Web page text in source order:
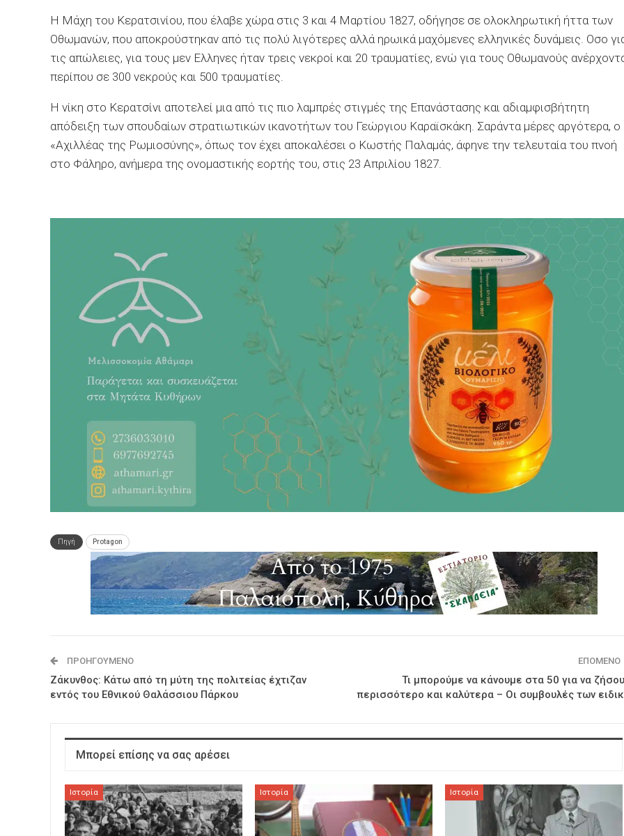
Η Μάχη του Κερατσινίου, που έλαβε χώρα στις 3 και 4 Μαρτίου 1827, οδήγησε σε ολοκληρωτική ήττα των
Οθωμανών, που αποκρούστηκαν από τις πολύ λιγότερες αλλά ηρωικά μαχόμενες ελληνικές δυνάμεις. Οσο
τις απώλειες, για τους μεν Ελληνες ήταν τρεις νεκροί και 20 τραυματίες, ενώ για τους Οθωμανούς
περίπου σε 300 νεκρούς και 500 τραυματίες.
Η νίκη στο Κερατσίνι αποτελεί μια από τις πιο λαμπρές στιγμές της Επανάστασης και αδιαμφισβήτητη
απόδειξη των σπουδαίων στρατιωτικών ικανοτήτων του Γεώργιου Καραϊσκάκη. Σαράντα μέρες αργότερα, ο
«Αχιλλέας της Ρωμιοσύνης», όπως τον έχει αποκαλέσει ο Κωστής Παλαμάς, άφηνε την τελευταία του πνοή
στο Φάληρο, ανήμερα της ονομαστικής εορτής του, στις 23 Απριλίου 1827.
Πηγή Protagon
ΠΡΟΗΓΟΎΜΕΝΟ
Ζάκυνθος: Κάτω από τη μύτη της πολιτείας έχτιζαν
εντός του Εθνικού Θαλάσσιου Πάρκου
ΕΠΌΜΕΝΟ
Τι μπορούμε να κάνουμε στα 50 για να
περισσότερο και καλύτερα – Οι συμβουλές των
Μπορεί επίσης να σας αρέσει
Ιστορία Ιστορία Ιστορία